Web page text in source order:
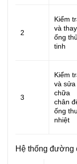
2
Kiểm
và thay
ống
tinh
3
Kiểm
và sửa
chữa
chân
ống thu
nhiệt
Hệ thống đường